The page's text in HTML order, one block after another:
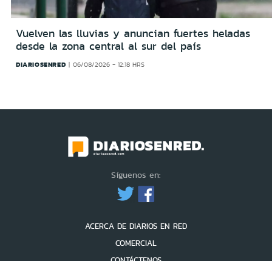
Vuelven las lluvias y anuncian fuertes heladas
desde la zona central al sur del país
DIARIOSENRED 06/08/2026 - 12:18 HRS
Síguenos en:
ACERCA DE DIARIOS EN RED
COMERCIAL